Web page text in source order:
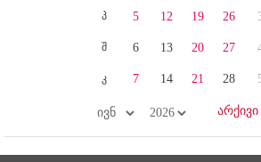
პ
შ
კ
5
6
7
12
13
14
19
20
21
26
27
28